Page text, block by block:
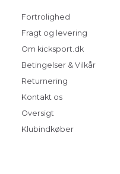
Fortrolighed
Fragt og levering
Om kicksport.dk
Betingelser & Vilkår
Returnering
Kontakt os
Oversigt
Klubindkøber